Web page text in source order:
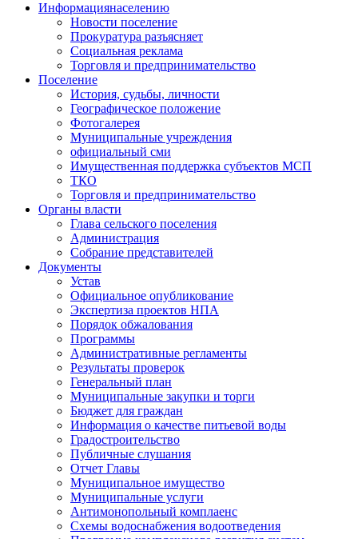
Информациянаселению
Новости поселение
Прокуратура разъясняет
Социальная реклама
Торговля и предпринимательство
Поселение
История, судьбы, личности
Географическое положение
Фотогалерея
Муниципальные учреждения
официальный сми
Имущественная поддержка субъектов МСП
ТКО
Торговля и предпринимательство
Органы власти
Глава сельского поселения
Администрация
Собрание представителей
Документы
Устав
Официальное опубликование
Экспертиза проектов НПА
Порядок обжалования
Программы
Административные регламенты
Результаты проверок
Генеральный план
Муниципальные закупки и торги
Бюджет для граждан
Информация о качестве питьевой воды
Градостроительство
Публичные слушания
Отчет Главы
Муниципальное имущество
Муниципальные услуги
Антимонопольный комплаенс
Схемы водоснабжения водоотведения